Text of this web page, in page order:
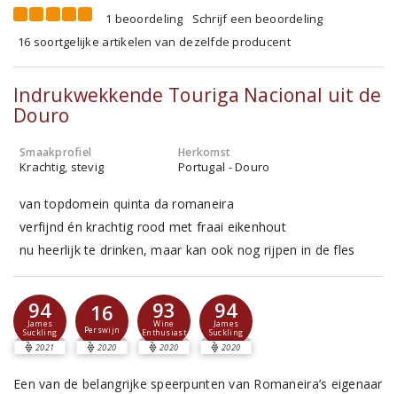
1 beoordeling
Schrijf een beoordeling
16 soortgelijke artikelen van dezelfde producent
Indrukwekkende Touriga Nacional uit de
Douro
Smaakprofiel
Krachtig, stevig
Herkomst
Portugal - Douro
van topdomein quinta da romaneira
verfijnd én krachtig rood met fraai eikenhout
nu heerlijk te drinken, maar kan ook nog rijpen in de fles
94
James
Suckling
2021
16
Perswijn
2020
93
Wine
Enthusiast
2020
94
James
Suckling
2020
Een van de belangrijke speerpunten van Romaneira’s eigenaar